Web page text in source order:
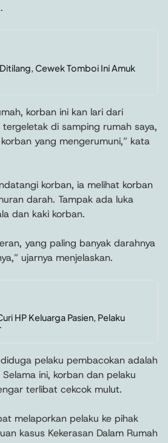
Cewek Tomboi Ini Amuk
korban ini kan lari dari
di samping rumah saya,
yang mengerumuni,” kata
korban, ia melihat korban
darah. Tampak ada luka
dan kaki korban.
yang paling banyak darahnya
ujarnya menjelaskan.
HP Keluarga Pasien, Pelaku
pelaku pembacokan adalah
ini, korban dan pelaku
terlibat cekcok mulut.
melaporkan pelaku ke pihak
kasus Kekerasan Dalam Rumah